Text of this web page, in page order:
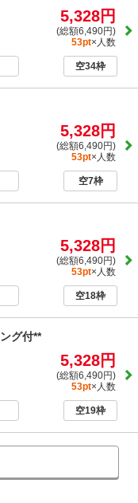
5,328円
(総額6,490円)
53pt×人数
空34枠
5,328円
(総額6,490円)
53pt×人数
空7枠
5,328円
(総額6,490円)
53pt×人数
空18枠
グ付**
5,328円
(総額6,490円)
53pt×人数
空19枠